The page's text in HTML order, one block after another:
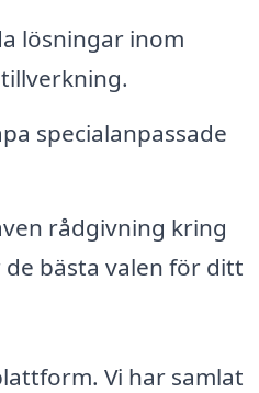
lösningar inom
specialanpassade
rådgivning kring
bästa valen för ditt
Vi har samlat